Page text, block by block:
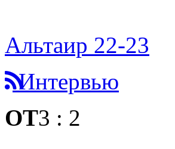
Альтаир 22-23
Интервью
ОТ3 : 2